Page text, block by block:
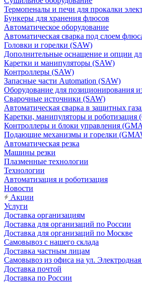
Термопеналы и печи для прокалки
Бункеры для хранения флюсов
Автоматическое оборудование
Автоматическая сварка под слоем
Головки и горелки (SAW)
Дополнительные оснащение и опции
Каретки и манипуляторы (SAW)
Контроллеры (SAW)
Запасные части Automation (SAW)
Оборудование для позиционирования
Сварочные источники (SAW)
Автоматическая сварка в защитных
Каретки, манипуляторы и роботизация
Контроллеры и блоки управления
Подающие механизмы и горелки
Автоматическая резка
Машины резки
Плазменные технологии
Технологии
Автоматизация и роботизация
Новости
Акции
Услуги
Доставка организациям
Доставка для организаций по России
Доставка для организаций по Москве
Самовывоз с нашего склада
Доставка частным лицам
Самовывоз из офиса на ул. Электродная
Доставка почтой
Доставка по России